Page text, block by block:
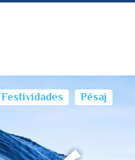
Festividades Pésaj